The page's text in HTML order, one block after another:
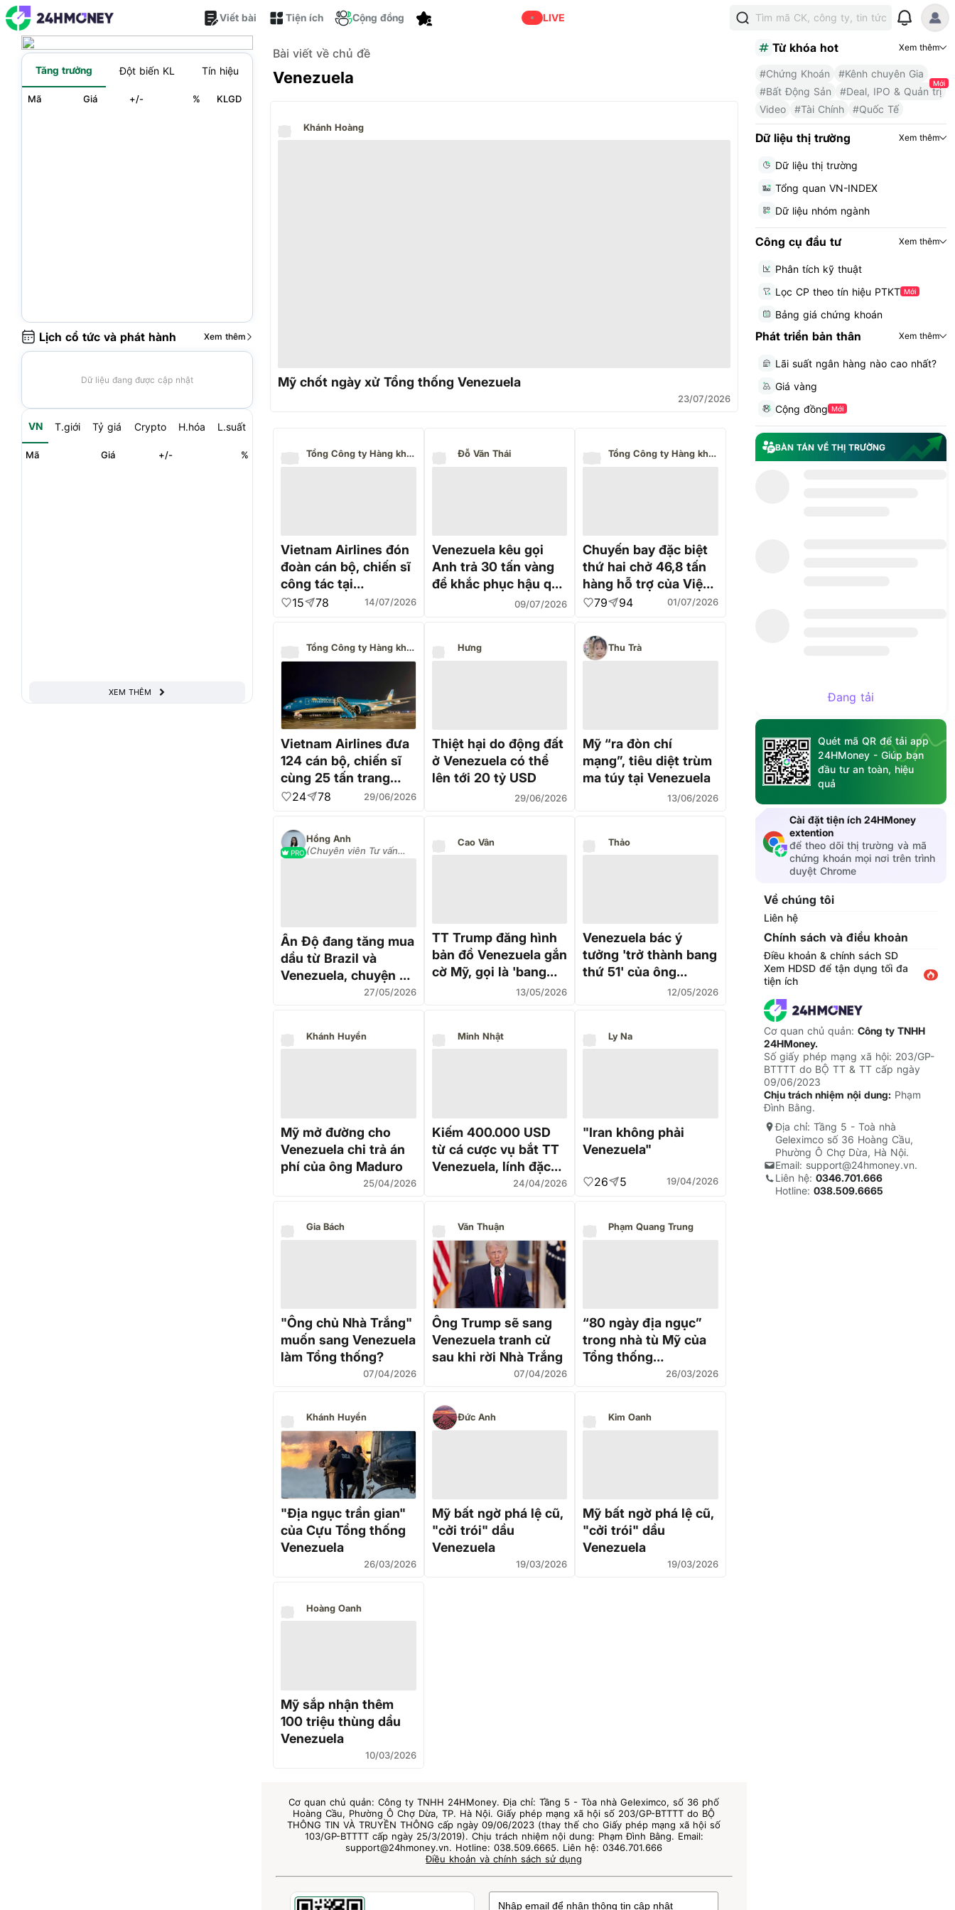
Viết bài Tiện ích Cộng đồng LIVE Tìm mã CK, công ty, tin tức
Tăng trưởng Đột biến KL Tín hiệu
Mã Giá +/- % KLGD
Lịch cổ tức và phát hành Xem thêm
Dữ liệu đang được cập nhật
VN T.giới Tỷ giá Crypto H.hóa L.suất
Mã Giá +/- %
XEM THÊM
Bài viết về chủ đề
Venezuela
Khánh Hoàng
Mỹ chốt ngày xử Tổng thống Venezuela
23/07/2026
Tổng Công ty Hàng không Việt Nam - CTCP
Vietnam Airlines đón
đoàn cán bộ, chiến sĩ
công tác tại
Venezuela trở về
15 78 14/07/2026
Đỗ Văn Thái
Venezuela kêu gọi
Anh trả 30 tấn vàng
để khắc phục hậu quả
09/07/2026
Tổng Công ty Hàng không Việt Nam - CTCP
Chuyến bay đặc biệt
thứ hai chở 46,8 tấn
hàng hỗ trợ của Việt
Nam đã cất cánh tới
79 94 01/07/2026
Tổng Công ty Hàng không Việt Nam - CTCP
Vietnam Airlines đưa
124 cán bộ, chiến sĩ
cùng 25 tấn trang
thiết bị, hàng hóa hỗ
24 78 29/06/2026
Hưng
Thiệt hại do động đất
ở Venezuela có thể
lên tới 20 tỷ USD
29/06/2026
Thu Trà
Mỹ “ra đòn chí
mạng”, tiêu diệt trùm
ma túy tại Venezuela
13/06/2026
PRO
Hồng Anh
(Chuyên viên Tư vấn
Ấn Độ đang tăng mua
dầu từ Brazil và
Venezuela, chuyện gì
27/05/2026
Cao Vân
TT Trump đăng hình
bản đồ Venezuela gắn
cờ Mỹ, gọi là 'bang
13/05/2026
Thảo
Venezuela bác ý
tưởng 'trở thành bang
thứ 51' của ông
12/05/2026
Khánh Huyền
Mỹ mở đường cho
Venezuela chi trả án
phí của ông Maduro
25/04/2026
Minh Nhật
Kiếm 400.000 USD
từ cá cược vụ bắt TT
Venezuela, lính đặc
nhiệm Mỹ trả giá đắt
24/04/2026
Ly Na
"Iran không phải
Venezuela"
26 5 19/04/2026
Gia Bách
"Ông chủ Nhà Trắng"
muốn sang Venezuela
làm Tổng thống?
07/04/2026
Văn Thuận
Ông Trump sẽ sang
Venezuela tranh cử
sau khi rời Nhà Trắng
07/04/2026
Phạm Quang Trung
“80 ngày địa ngục”
trong nhà tù Mỹ của
Tổng thống
Venezuela: Sự thật
26/03/2026
Khánh Huyền
"Địa ngục trần gian"
của Cựu Tổng thống
Venezuela
26/03/2026
Đức Anh
Mỹ bất ngờ phá lệ cũ,
"cởi trói" dầu
Venezuela
19/03/2026
Kim Oanh
Mỹ bất ngờ phá lệ cũ,
"cởi trói" dầu
Venezuela
19/03/2026
Hoàng Oanh
Mỹ sắp nhận thêm
100 triệu thùng dầu
Venezuela
10/03/2026
Cơ quan chủ quản: Công ty TNHH 24HMoney. Địa chỉ: Tầng 5 - Tòa nhà Geleximco, số 36 phố
Hoàng Cầu, Phường Ô Chợ Dừa, TP. Hà Nội. Giấy phép mạng xã hội số 203/GP-BTTTT do BỘ
THÔNG TIN VÀ TRUYỀN THÔNG cấp ngày 09/06/2023 (thay thế cho Giấy phép mạng xã hội số
103/GP-BTTTT cấp ngày 25/3/2019). Chịu trách nhiệm nội dung: Phạm Đình Bằng. Email:
support@24hmoney.vn. Hotline: 038.509.6665. Liên hệ: 0346.701.666
Điều khoản và chính sách sử dụng
Từ khóa hot Xem thêm
#Chứng Khoán
#Kênh chuyên Gia
#Bất Động Sản
#Deal, IPO & Quản trị
Mới
Video #Tài Chính #Quốc Tế
Dữ liệu thị trường Xem thêm
Dữ liệu thị trường
Tổng quan VN-INDEX
Dữ liệu nhóm ngành
Công cụ đầu tư Xem thêm
Phân tích kỹ thuật
Lọc CP theo tín hiệu PTKT Mới
Bảng giá chứng khoán
Phát triển bản thân Xem thêm
Lãi suất ngân hàng nào cao nhất?
Giá vàng
Cộng đồng Mới
BÀN TÁN VỀ THỊ TRƯỜNG
Đang tải
Quét mã QR để tải app
24HMoney - Giúp bạn
đầu tư an toàn, hiệu
quả
Cài đặt tiện ích 24HMoney
extention
để theo dõi thị trường và mã
chứng khoán mọi nơi trên trình
duyệt Chrome
Về chúng tôi
Liên hệ
Chính sách và điều khoản
Điều khoản & chính sách SD
Xem HDSD để tận dụng tối đa
tiện ích
Cơ quan chủ quản: Công ty TNHH
24HMoney.
Số giấy phép mạng xã hội: 203/GP-
BTTTT do BỘ TT & TT cấp ngày
09/06/2023
Chịu trách nhiệm nội dung: Phạm
Đình Bằng.
Địa chỉ: Tầng 5 - Toà nhà
Geleximco số 36 Hoàng Cầu,
Phường Ô Chợ Dừa, Hà Nội.
Email: support@24hmoney.vn.
Liên hệ: 0346.701.666
Hotline: 038.509.6665